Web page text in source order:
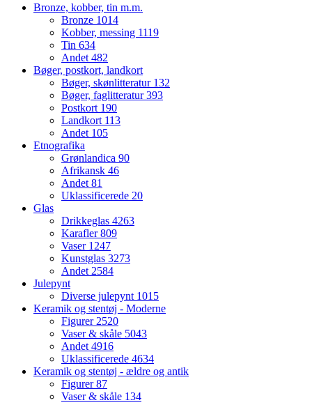
Bronze, kobber, tin m.m.
Bronze 1014
Kobber, messing 1119
Tin 634
Andet482
Bøger, postkort, landkort
Bøger, skønlitteratur 132
Bøger, faglitteratur393
Postkort 190
Landkort 113
Andet 105
Etnografika
Grønlandica 90
Afrikansk 46
Andet81
Uklassificerede 20
Glas
Drikkeglas 4263
Karafler809
Vaser 1247
Kunstglas 3273
Andet2584
Julepynt
Diverse julepynt 1015
Keramik og stentøj - Moderne
Figurer2520
Vaser & skåle 5043
Andet4916
Uklassificerede 4634
Keramik og stentøj - ældre og antik
Figurer87
Vaser & skåle 134